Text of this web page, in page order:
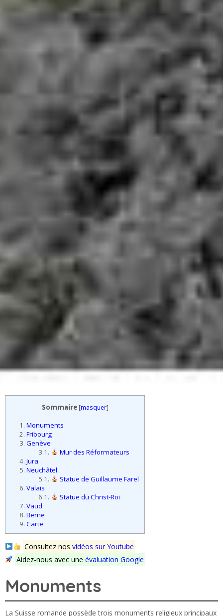
Sommaire [masquer]
1. Monuments
2. Fribourg
3. Genève
3.1.
Mur des Réformateurs
4. Jura
5. Neuchâtel
5.1.
Statue de Guillaume Farel
6. Valais
6.1.
Statue du Christ-Roi
7. Vaud
8. Berne
9. Carte
Consultez nos vidéos sur Youtube
Aidez-nous avec une évaluation Google
Monuments
La Suisse romande possède trois monuments religieux principaux